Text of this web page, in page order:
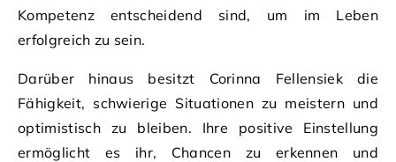
Kompetenz entscheidend sind, um im Leben
erfolgreich zu sein.
Darüber hinaus besitzt Corinna Fellensiek die
Fähigkeit, schwierige Situationen zu meistern und
optimistisch zu bleiben. Ihre positive Einstellung
ermöglicht es ihr, Chancen zu erkennen und